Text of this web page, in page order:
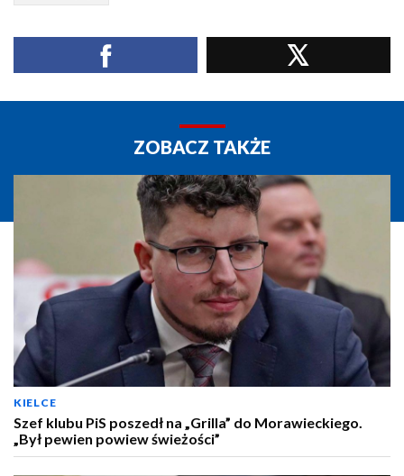
ZOBACZ TAKŻE
KIELCE
Szef klubu PiS poszedł na „Grilla” do Morawieckiego.
„Był pewien powiew świeżości”